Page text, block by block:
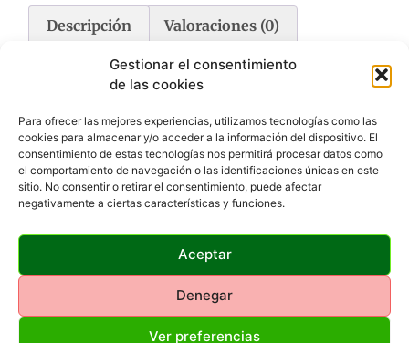
Gestionar el consentimiento
de las cookies
Para ofrecer las mejores experiencias, utilizamos tecnologías como las
cookies para almacenar y/o acceder a la información del dispositivo. El
consentimiento de estas tecnologías nos permitirá procesar datos como
el comportamiento de navegación o las identificaciones únicas en este
sitio. No consentir o retirar el consentimiento, puede afectar
negativamente a ciertas características y funciones.
Aceptar
Denegar
Ver preferencias
Productos Relacionados
Descripción Valoraciones (0)
Descripción
 Se abren con un simple toque del dedo sin producir ningún
tipo de ruido.
 Con filtro solar amarillo que permiten el uso del visor sin
necesidad de levantar la tapa.
 Mida el extremo externo del ocular o el objetivo y pida el